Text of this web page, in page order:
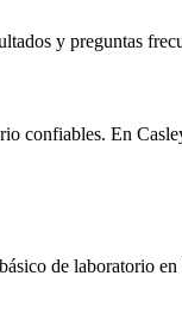
y preguntas
confiables. En
de laboratorio